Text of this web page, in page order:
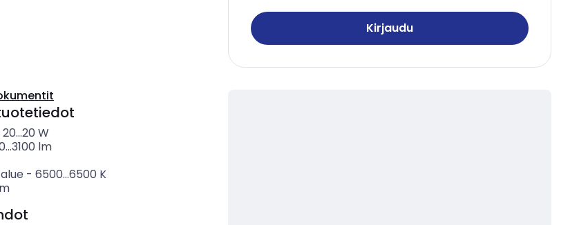
Kirjaudu
20...20 W
lm
- 6500...6500 K